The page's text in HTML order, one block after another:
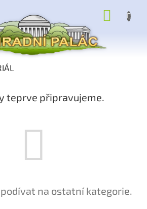
teprve připravujeme.
na ostatní kategorie.